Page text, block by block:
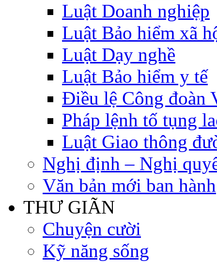
Luật Doanh nghiệp
Luật Bảo hiểm xã
Luật Dạy nghề
Luật Bảo hiểm y tế
Điều lệ Công đoàn
Pháp lệnh tố tụng
Luật Giao thông
Nghị định – Nghị
Văn bản mới ban hành
THƯ GIÃN
Chuyện cười
Kỹ năng sống